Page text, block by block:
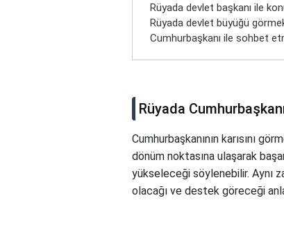
Rüyada devlet başkanı ile
Rüyada devlet büyüğü
Cumhurbaşkanı ile sohbet
Rüyada
Cumhurbaşkanının karısını
dönüm noktasına ulaşarak
yükseleceği söylenebilir. Aynı
olacağı ve destek göreceği